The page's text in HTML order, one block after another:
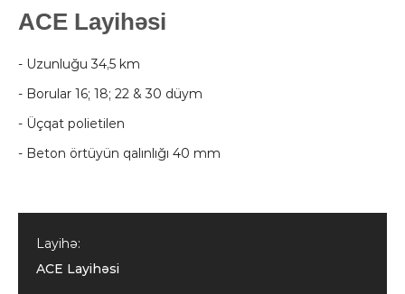
Layihə:
ACE Layihəsi
ACE Layihəsi
- Uzunluğu 34,5 km
- Borular 16; 18; 22 & 30 düym
- Üçqat polietilen
- Beton örtüyün qalınlığı 40 mm